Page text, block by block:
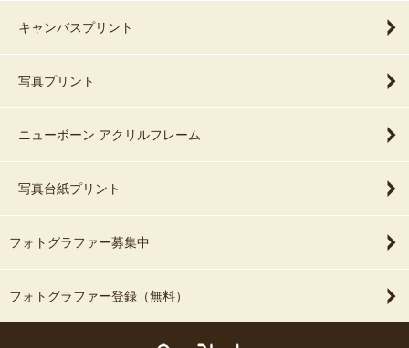
キャンバスプリント
写真プリント
ニューボーン アクリルフレーム
写真台紙プリント
フォトグラファー募集中
フォトグラファー登録（無料）